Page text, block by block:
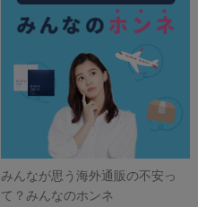
みんなが思う海外通販の不安っ
て？みんなのホンネ